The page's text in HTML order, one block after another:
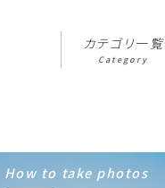
カテゴリ一覧
Category
How to take photos